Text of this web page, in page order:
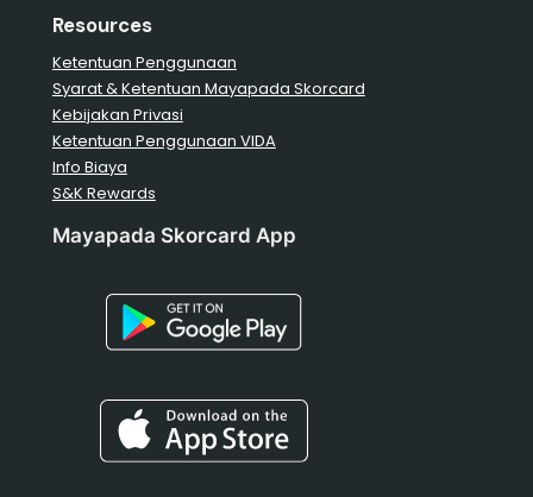
Resources
Ketentuan Penggunaan
Syarat & Ketentuan Mayapada Skorcard
Kebijakan Privasi
Ketentuan Penggunaan VIDA
Info Biaya
S&K Rewards
Mayapada Skorcard App